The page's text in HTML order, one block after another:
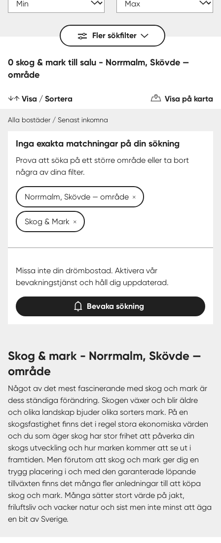
Fler sökfilter
0 skog & mark till salu - Norrmalm, Skövde —
område
Visa / Sortera Visa på karta
Alla bostäder / Senast inkomna
Inga exakta matchningar på din sökning
Prova att söka på ett större område eller ta bort
några av dina filter.
Norrmalm, Skövde — område
Skog & Mark
Missa inte din drömbostad. Aktivera vår
bevakningstjänst och håll dig uppdaterad.
Bevaka sökning
skog & mark - Norrmalm, Skövde —
område
Något av det mest fascinerande med skog och mark är
dess ständiga förändring. Skogen växer och blir äldre
och olika landskap bjuder olika sorters mark. På en
skogsfastighet finns det i regel stora ekonomiska värden
och du som äger skog har stor frihet att påverka din
skogs utveckling och hur marken kommer att se ut i
framtiden. Men förutom att skog och mark ger dig en
trygg placering i och med den garanterade löpande
tillväxten finns det många fler anledningar till att köpa
skog och mark. Många sätter stort värde på jakt,
friluftsliv och vacker natur och sist men inte minst att äga
en bit av Sverige.